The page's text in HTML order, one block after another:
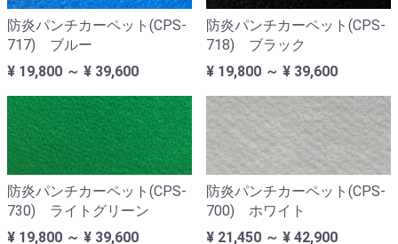
防炎パンチカーペット(CPS-
717) ブルー
¥ 19,800 ～ ¥ 39,600
防炎パンチカーペット(CPS-
718) ブラック
¥ 19,800 ～ ¥ 39,600
防炎パンチカーペット(CPS-
730) ライトグリーン
¥ 19,800 ～ ¥ 39,600
防炎パンチカーペット(CPS-
700) ホワイト
¥ 21,450 ～ ¥ 42,900